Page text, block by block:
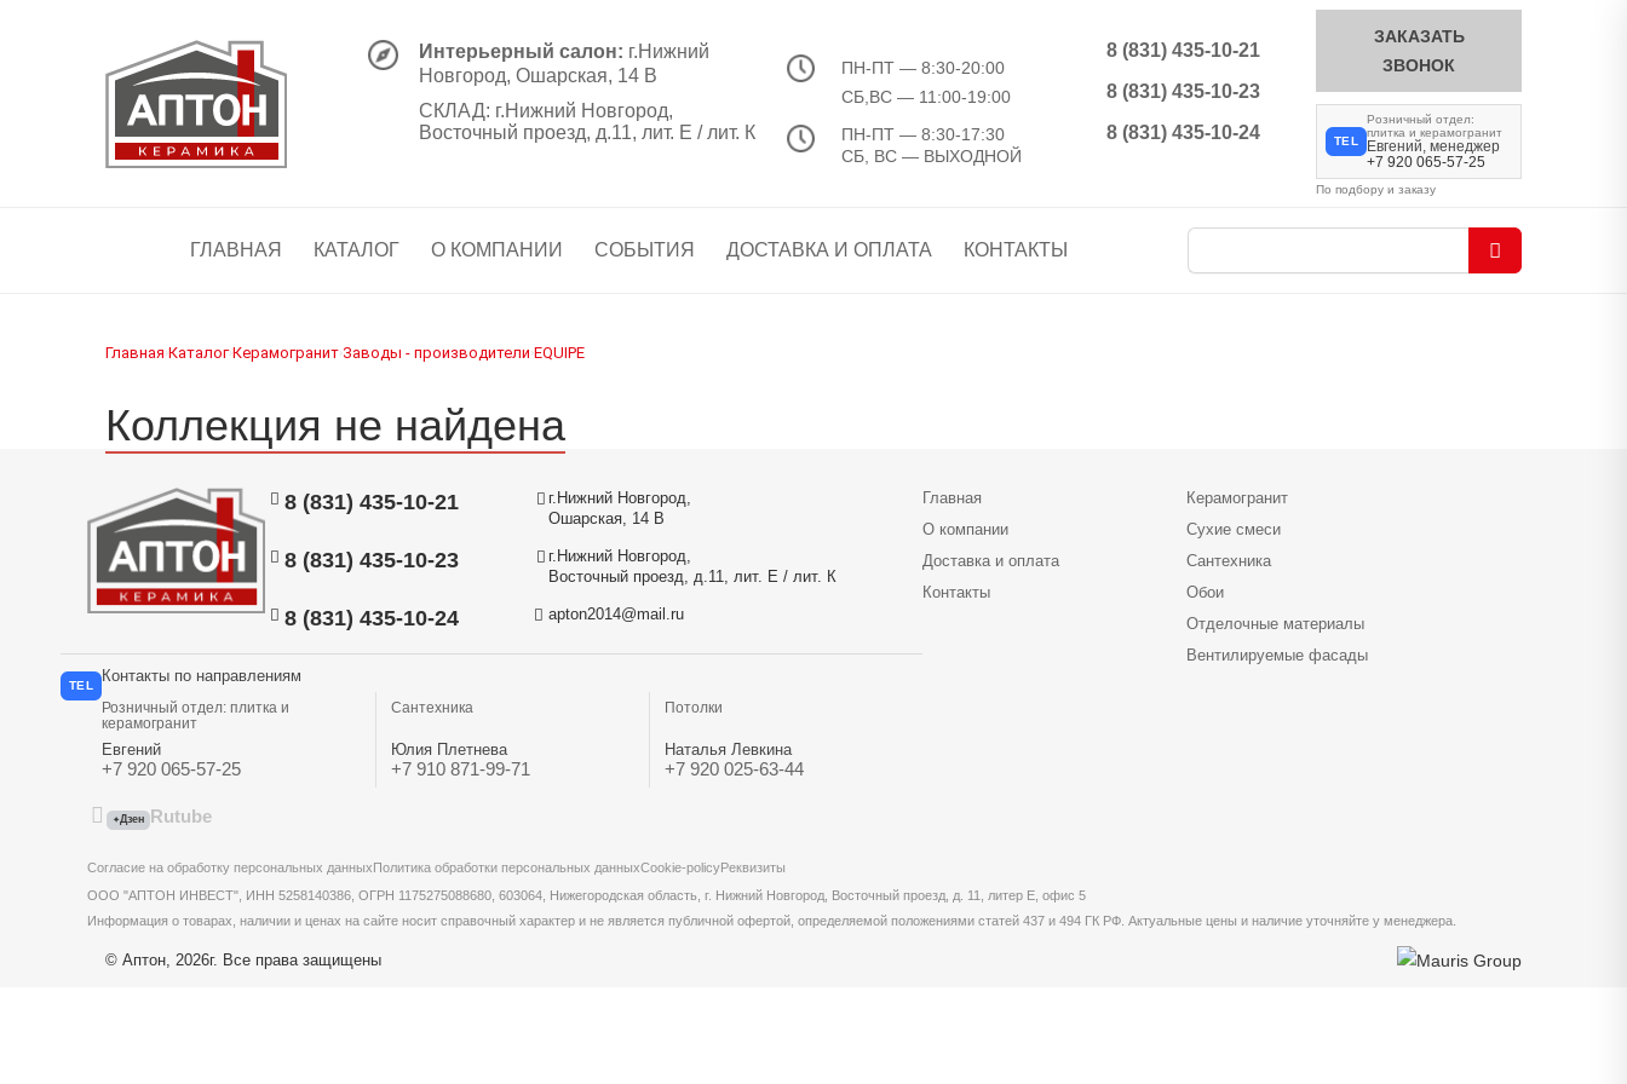
Интерьерный салон: г.Нижний
Новгород, Ошарская, 14 В
СКЛАД: г.Нижний Новгород,
Восточный проезд, д.11, лит. Е / лит. К
ПН-ПТ — 8:30-20:00
СБ,ВС — 11:00-19:00
ПН-ПТ — 8:30-17:30
СБ, ВС — ВЫХОДНОЙ
8 (831) 435-10-21
8 (831) 435-10-23
8 (831) 435-10-24
ЗАКАЗАТЬ
ЗВОНОК
TEL
Розничный отдел:
плитка и керамогранит
Евгений, менеджер
+7 920 065-57-25
По подбору и заказу
ГЛАВНАЯ КАТАЛОГ О КОМПАНИИ СОБЫТИЯ ДОСТАВКА И ОПЛАТА КОНТАКТЫ
Главная›Каталог›Керамогранит›Заводы - производители›EQUIPE
Коллекция не найдена
8 (831) 435-10-21
8 (831) 435-10-23
8 (831) 435-10-24
г.Нижний Новгород,
Ошарская, 14 В
г.Нижний Новгород,
Восточный проезд, д.11, лит. Е / лит. К
apton2014@mail.ru
TEL
Контакты по направлениям
Розничный отдел: плитка и
керамогранит
Евгений
+7 920 065-57-25
Сантехника
Юлия Плетнева
+7 910 871-99-71
Потолки
Наталья Левкина
+7 920 025-63-44
✦Дзен Rutube
Главная
О компании
Доставка и оплата
Контакты
Керамогранит
Сухие смеси
Сантехника
Обои
Отделочные материалы
Вентилируемые фасады
Согласие на обработку персональных данныхПолитика обработки персональных данныхCookie-policyРеквизиты
ООО "АПТОН ИНВЕСТ", ИНН 5258140386, ОГРН 1175275088680, 603064, Нижегородская область, г. Нижний Новгород, Восточный проезд, д. 11, литер Е, офис 5
Информация о товарах, наличии и ценах на сайте носит справочный характер и не является публичной офертой, определяемой положениями статей 437 и 494 ГК РФ. Актуальные цены и наличие уточняйте у менеджера.
© Аптон, 2026г. Все права защищены